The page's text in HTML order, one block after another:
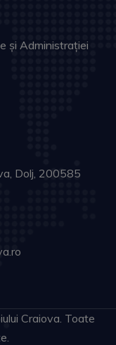
și Administrației
Dolj, 200585
Craiova. Toate